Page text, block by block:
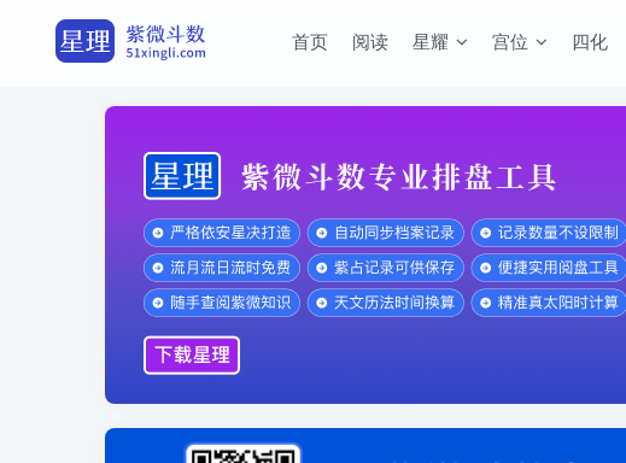
首页 阅读 星耀 宫位 四化